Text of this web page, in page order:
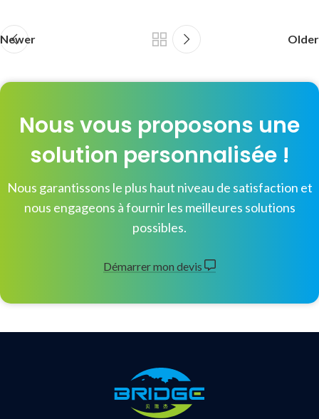
Newer Older
Nous vous proposons une
solution personnalisée !
Nous garantissons le plus haut niveau de satisfaction et
nous engageons à fournir les meilleures solutions
possibles.
Démarrer mon devis